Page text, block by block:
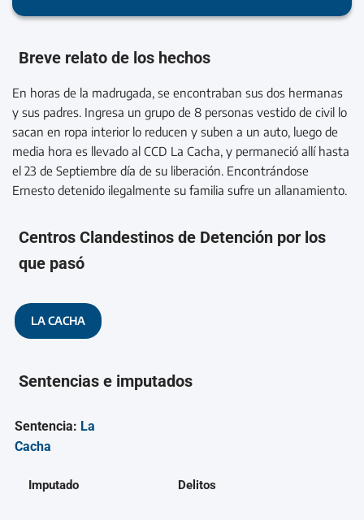
Breve relato de los hechos
En horas de la madrugada, se encontraban sus dos hermanas
y sus padres. Ingresa un grupo de 8 personas vestido de civil lo
sacan en ropa interior lo reducen y suben a un auto, luego de
media hora es llevado al CCD La Cacha, y permaneció allí hasta
el 23 de Septiembre día de su liberación. Encontrándose
Ernesto detenido ilegalmente su familia sufre un allanamiento.
Centros Clandestinos de Detención por los
que pasó
LA CACHA
Sentencias e imputados
Sentencia: La
Cacha
Imputado Delitos